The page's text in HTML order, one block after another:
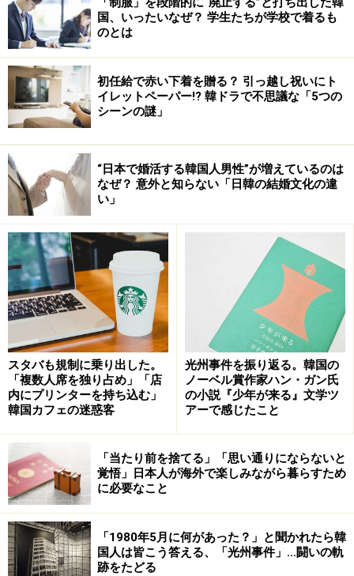
甘辛い味がトック（餅）とマッチしているトッポギ
屋台でのトッポギは、具が餅と野菜とおでんとシンプル
です。ソウル・東大門市場から程近い新堂（シンダン）
という界隈の一角には「トッポギタウン」と呼ばれるエ
リアがあり、その周囲にはトッポギの専門店がひしめき
合っています。専門店では、屋台のトッポギの材料に加
えて、揚げ餃子、ゆで卵、チョルミョンと呼ばれるスパ
ゲティのような太く弾力のある麺、ラーメンといった具
も入れられ、やはりコチュジャンと水あめを混ぜ合わせ
た汁で煮込んであります。
屋台でのトッポギは一人前2,000ウォン（250円）、専門
店は、２人前から注文が可能でこちらは8,000ウォン
（850円）～。最近では日本の韓国料理店でも一品料理
としても登場しつつあるトッポギを、ぜひ本場韓国の、
屋台や専門店で味わってみてみませんか？
初めて見たらちょっとビックリ？ スンデっ
て何？
栄養値も高くお酒のおつまみにも合うスンデはやはり、屋
台の人気メニュー
国、いったいなぜ？ 学生たちが学校で着るも
のとは
初任給で赤い下着を贈る？ 引っ越し祝いにト
イレットペーパー!? 韓ドラで不思議な「5つの
シーンの謎」
“日本で婚活する韓国人男性”が増えているのは
なぜ？ 意外と知らない「日韓の結婚文化の違
い」
スタバも規制に乗り出した。
「複数人席を独り占め」「店
内にプリンターを持ち込む」
韓国カフェの迷惑客
光州事件を振り返る。韓国の
ノーベル賞作家ハン・ガン氏
の小説『少年が来る』文学ツ
アーで感じたこと
「当たり前を捨てる」「思い通りにならないと
覚悟」日本人が海外で楽しみながら暮らすため
に必要なこと
「1980年5月に何があった？」と聞かれたら韓
国人は皆こう答える、「光州事件」…闘いの軌
跡をたどる